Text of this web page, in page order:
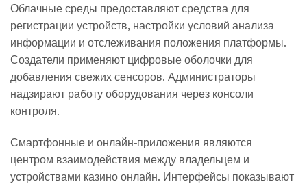
Облачные среды предоставляют средства для
регистрации устройств, настройки условий анализа
информации и отслеживания положения платформы.
Создатели применяют цифровые оболочки для
добавления свежих сенсоров. Администраторы
надзирают работу оборудования через консоли
контроля.
Смартфонные и онлайн-приложения являются
центром взаимодействия между владельцем и
устройствами казино онлайн. Интерфейсы показывают